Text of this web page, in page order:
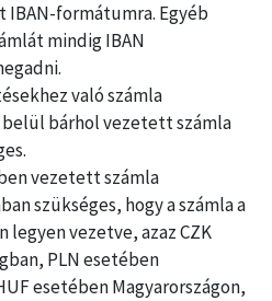
formátumra. Egyéb
mindig IBAN
való számla
belül bárhol vezetett számla
vezetett számla
szükséges, hogy a számla a
legyen vezetve, azaz CZK
PLN esetében
esetében Magyarországon,